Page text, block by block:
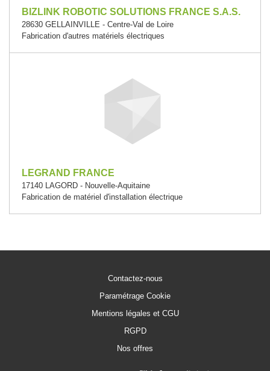
BIZLINK ROBOTIC SOLUTIONS FRANCE S.A.S.
28630 GELLAINVILLE - Centre-Val de Loire
Fabrication d'autres matériels électriques
LEGRAND FRANCE
17140 LAGORD - Nouvelle-Aquitaine
Fabrication de matériel d'installation électrique
Contactez-nous
Paramétrage Cookie
Mentions légales et CGU
RGPD
Nos offres